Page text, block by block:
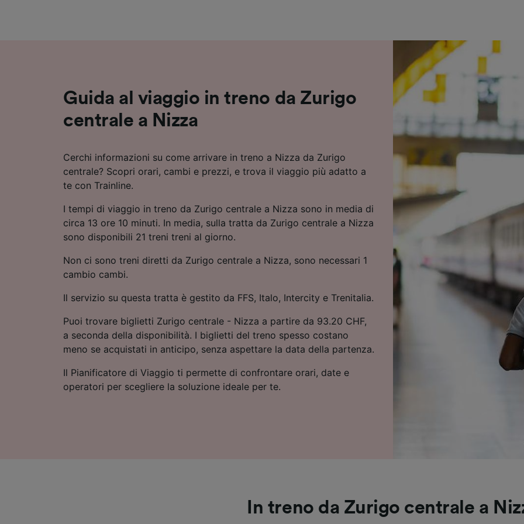
Guida al viaggio in treno da Zurigo
centrale a Nizza
Cerchi informazioni su come arrivare in treno a Nizza da Zurigo
centrale? Scopri orari, cambi e prezzi, e trova il viaggio più adatto a
te con Trainline.
I tempi di viaggio in treno da Zurigo centrale a Nizza sono in media di
circa 13 ore 10 minuti. In media, sulla tratta da Zurigo centrale a Nizza
sono disponibili 21 treni treni al giorno.
Non ci sono treni diretti da Zurigo centrale a Nizza, sono necessari 1
cambio cambi.
Il servizio su questa tratta è gestito da FFS, Italo, Intercity e Trenitalia.
Puoi trovare biglietti Zurigo centrale - Nizza a partire da 93.20 CHF,
a seconda della disponibilità. I biglietti del treno spesso costano
meno se acquistati in anticipo, senza aspettare la data della partenza.
Il Pianificatore di Viaggio ti permette di confrontare orari, date e
operatori per scegliere la soluzione ideale per te.
In treno da Zurigo centrale a